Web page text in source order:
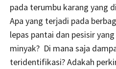
pada terumbu karang yang
Apa yang terjadi pada
lepas pantai dan pesisir
minyak? Di mana saja
teridentifikasi? Adakah